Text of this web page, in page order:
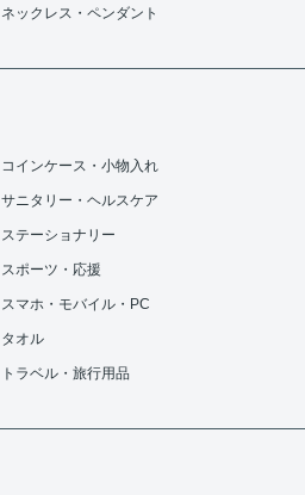
ネックレス・ペンダント
コインケース・小物入れ
サニタリー・ヘルスケア
ステーショナリー
スポーツ・応援
スマホ・モバイル・PC
タオル
トラベル・旅行用品